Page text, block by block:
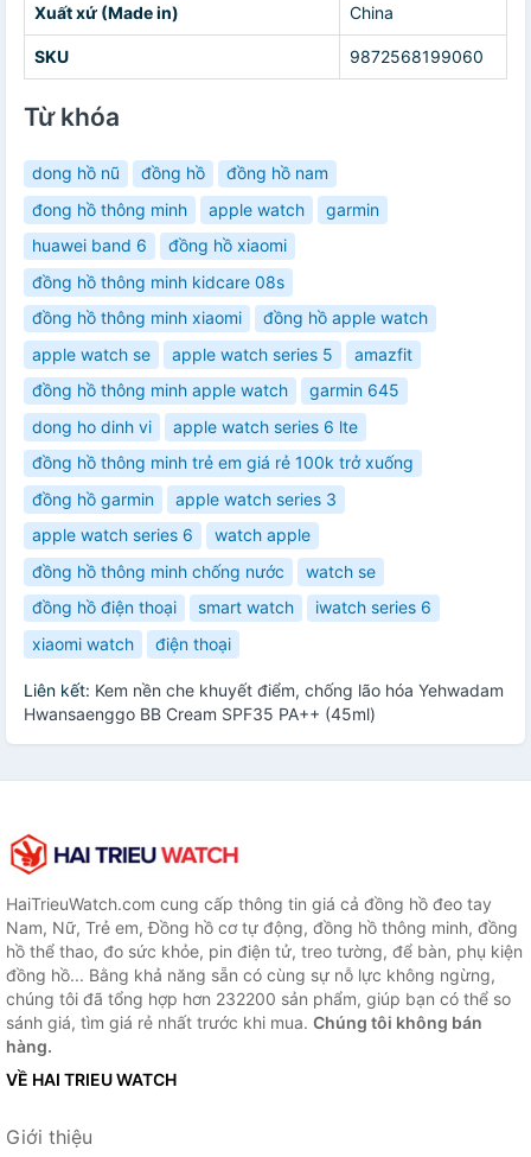
Xuất xứ (Made in) China
SKU 9872568199060
Từ khóa
dong hồ nũ đồng hồ
đồng hồ nam
đong hồ thông minh
apple watch
garmin
huawei band 6
đồng hồ xiaomi
đồng hồ thông minh kidcare 08s
đồng hồ thông minh xiaomi
đồng hồ apple watch
apple watch se
apple watch series 5
amazfit
đồng hồ thông minh apple watch
garmin 645
dong ho dinh vi
apple watch series 6 lte
đồng hồ thông minh trẻ em giá rẻ 100k trở xuống
đồng hồ garmin
apple watch series 3
apple watch series 6
watch apple
đồng hồ thông minh chống nước
watch se
đồng hồ điện thoại
smart watch
iwatch series 6
xiaomi watch
điện thoại
Liên kết: Kem nền che khuyết điểm, chống lão hóa Yehwadam
Hwansaenggo BB Cream SPF35 PA++ (45ml)
HaiTrieuWatch.com cung cấp thông tin giá cả đồng hồ đeo tay
Nam, Nữ, Trẻ em, Đồng hồ cơ tự động, đồng hồ thông minh, đồng
hồ thể thao, đo sức khỏe, pin điện tử, treo tường, để bàn, phụ kiện
đồng hồ... Bằng khả năng sẵn có cùng sự nỗ lực không ngừng,
chúng tôi đã tổng hợp hơn 232200 sản phẩm, giúp bạn có thể so
sánh giá, tìm giá rẻ nhất trước khi mua. Chúng tôi không bán
hàng.
VỀ HAI TRIEU WATCH
Giới thiệu